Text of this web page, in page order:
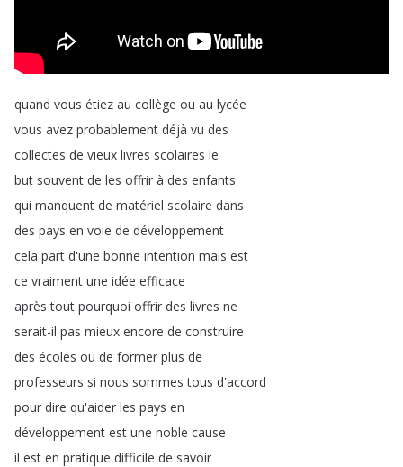
quand vous étiez au collège ou au lycée
vous avez probablement déjà vu des
collectes de vieux livres scolaires le
but souvent de les offrir à des enfants
qui manquent de matériel scolaire dans
des pays en voie de développement
cela part d'une bonne intention mais est
ce vraiment une idée efficace
après tout pourquoi offrir des livres ne
serait-il pas mieux encore de construire
des écoles ou de former plus de
professeurs si nous sommes tous d'accord
pour dire qu'aider les pays en
développement est une noble cause
il est en pratique difficile de savoir